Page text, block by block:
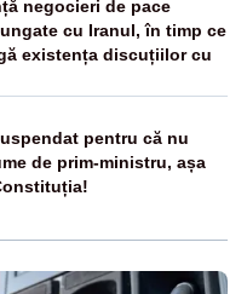
negocieri de pace
cu Iranul, în timp ce
existența discuțiilor cu
pentru că nu
de prim-ministru, așa